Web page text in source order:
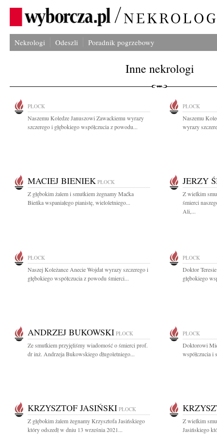
Nekrologi Odeszli Poradnik pogrzebowy
Inne nekrologi
PŁOCK
Naszemu Koledze Januszowi Zawackiemu wyrazy
szczerego i głębokiego współczucia z powodu...
PŁOCK
Naszemu
wyrazy
MACIEJ BIENIEK PŁOCK
Z głębokim żalem i smutkiem żegnamy Maćka
Bieńka wspaniałego pianistę, wieloletniego...
JERZY
Z wielkim
śmierci
Ali,...
PŁOCK
Naszej Koleżance Anecie Wojdat wyrazy szczerego i
głębokiego współczucia z powodu śmierci...
PŁOCK
Doktor
głębokiego
ANDRZEJ BUKOWSKI PŁOCK
Ze smutkiem przyjęliśmy wiadomość o śmierci prof.
dr inż. Andrzeja Bukowskiego długoletniego...
PŁOCK
Doktorowi
współczucia i
KRZYSZTOF JASIŃSKI PŁOCK
Z głębokim żalem żegnamy Krzysztofa Jasińskiego
który odszedł w dniu 13 września 2021...
Z wielkim
Jasińskiego